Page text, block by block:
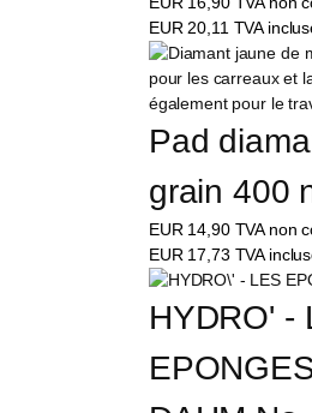
EUR 20,11 TVA
Pad
grain 400
EUR 14,90 TVA non
EUR 17,73 TVA
HYDRO' -